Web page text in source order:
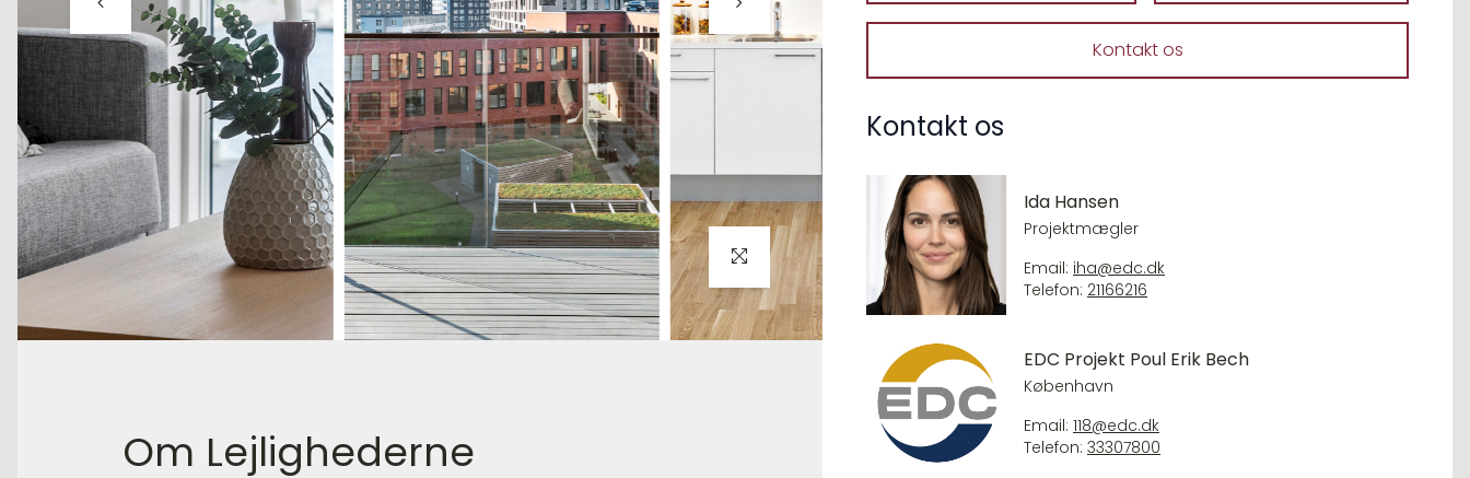
Kontakt os
Kontakt os
Ida Hansen
Projektmægler
Email: iha@edc.dk
Telefon: 21166216
EDC Projekt Poul Erik Bech
København
Email: 118@edc.dk
Telefon: 33307800
Om Lejlighederne